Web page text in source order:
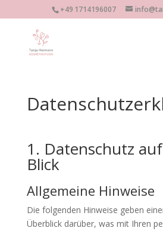
+49 1714196007
1. Datenschutz
Blick
Allgemeine Hinweise
Die folgenden Hinweise geben
Überblick darüber, was mit Ihren